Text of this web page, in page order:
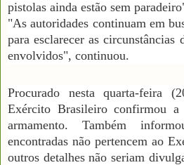
pistolas ainda estão sem
"As autoridades continuam em
para esclarecer as
envolvidos", continuou.
Procurado nesta quarta-feira
Exército Brasileiro confirmou a
armamento. Também
encontradas não pertencem ao
outros detalhes não seriam